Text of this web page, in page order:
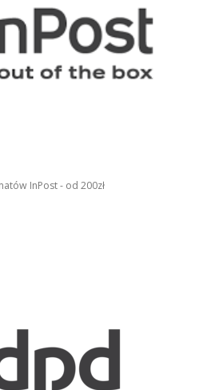
InPost - od 200zł